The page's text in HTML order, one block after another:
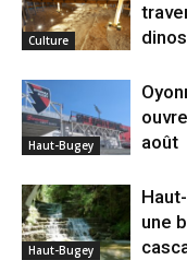
Culture
Haut-Bugey
août
Haut-Bugey
une